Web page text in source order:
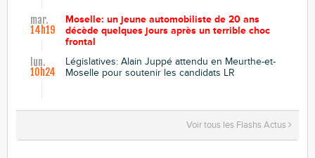
mar.
14h19
Moselle: un jeune automobiliste de 20 ans
décède quelques jours après un terrible choc
frontal
lun.
10h24
Législatives: Alain Juppé attendu en Meurthe-et-
Moselle pour soutenir les candidats LR
Voir tous les Flashs Actus